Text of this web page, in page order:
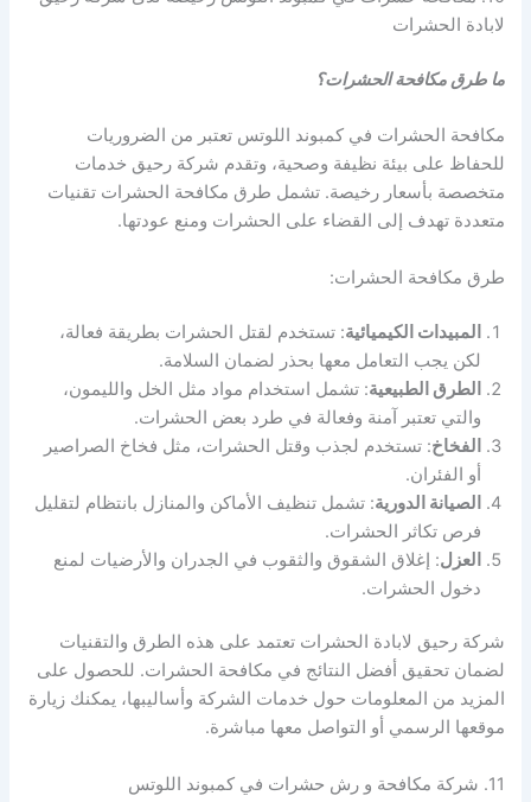
لابادة الحشرات
ما طرق مكافحة الحشرات؟
مكافحة الحشرات في كمبوند اللوتس تعتبر من الضروريات
للحفاظ على بيئة نظيفة وصحية، وتقدم شركة رحيق خدمات
متخصصة بأسعار رخيصة. تشمل طرق مكافحة الحشرات تقنيات
متعددة تهدف إلى القضاء على الحشرات ومنع عودتها.
طرق مكافحة الحشرات:
المبيدات الكيميائية: تستخدم لقتل الحشرات بطريقة فعالة،
لكن يجب التعامل معها بحذر لضمان السلامة.
الطرق الطبيعية: تشمل استخدام مواد مثل الخل والليمون،
والتي تعتبر آمنة وفعالة في طرد بعض الحشرات.
الفخاخ: تستخدم لجذب وقتل الحشرات، مثل فخاخ الصراصير
أو الفئران.
الصيانة الدورية: تشمل تنظيف الأماكن والمنازل بانتظام لتقليل
فرص تكاثر الحشرات.
العزل: إغلاق الشقوق والثقوب في الجدران والأرضيات لمنع
دخول الحشرات.
شركة رحيق لابادة الحشرات تعتمد على هذه الطرق والتقنيات
لضمان تحقيق أفضل النتائج في مكافحة الحشرات. للحصول على
المزيد من المعلومات حول خدمات الشركة وأساليبها، يمكنك زيارة
موقعها الرسمي أو التواصل معها مباشرة.
11. شركة مكافحة و رش حشرات في كمبوند اللوتس